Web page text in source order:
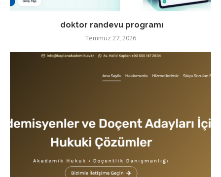
doktor randevu programı
Temmuz 27, 2026